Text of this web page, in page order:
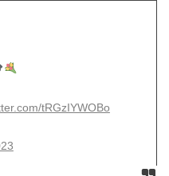
tRGzIYWOBo